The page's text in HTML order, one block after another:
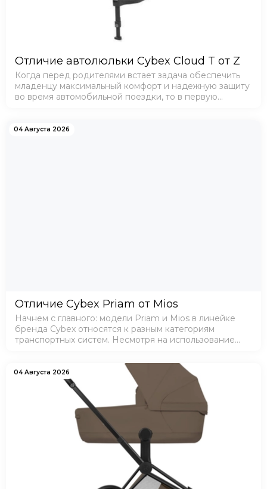
Отличие автолюльки Cybex Cloud T от Z
Когда перед родителями встает задача обеспечить
младенцу максимальный комфорт и надежную защиту
во время автомобильной поездки, то в первую
04 Августа 2026
Отличие Cybex Priam от Mios
Начнем с главного: модели Priam и Mios в линейке
бренда Cybex относятся к разным категориям
транспортных систем. Несмотря на использование
коляски имеют конструктивные различия и предн…
04 Августа 2026